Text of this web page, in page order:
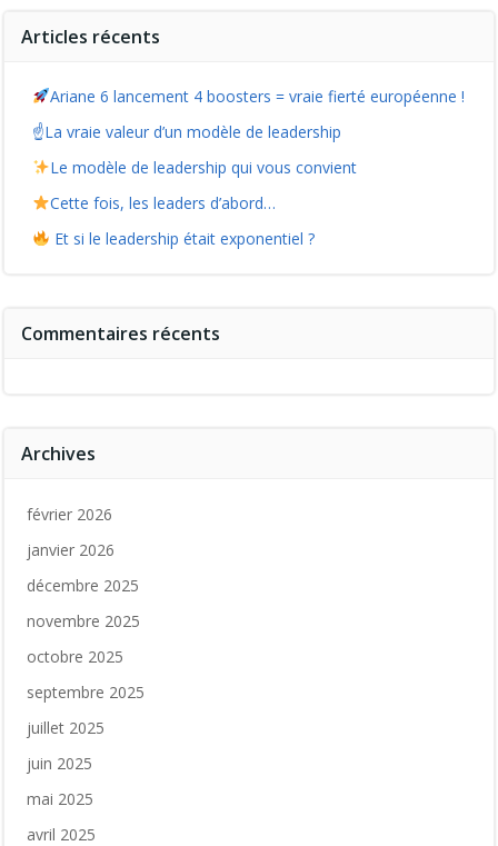
Articles récents
Ariane 6 lancement 4 boosters = vraie fierté européenne !
☝️La vraie valeur d’un modèle de leadership
Le modèle de leadership qui vous convient
Cette fois, les leaders d’abord…
Et si le leadership était exponentiel ?
Commentaires récents
Archives
février 2026
janvier 2026
décembre 2025
novembre 2025
octobre 2025
septembre 2025
juillet 2025
juin 2025
mai 2025
avril 2025